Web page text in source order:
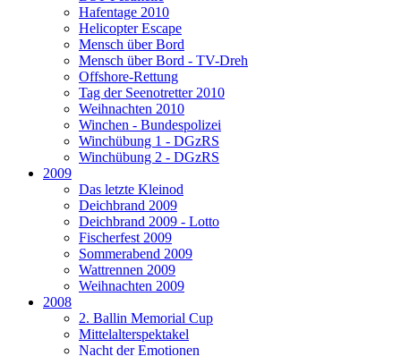
Hafentage 2010
Helicopter Escape
Mensch über Bord
Mensch über Bord - TV-Dreh
Offshore-Rettung
Tag der Seenotretter 2010
Weihnachten 2010
Winchen - Bundespolizei
Winchübung 1 - DGzRS
Winchübung 2 - DGzRS
2009
Das letzte Kleinod
Deichbrand 2009
Deichbrand 2009 - Lotto
Fischerfest 2009
Sommerabend 2009
Wattrennen 2009
Weihnachten 2009
2008
2. Ballin Memorial Cup
Mittelalterspektakel
Nacht der Emotionen